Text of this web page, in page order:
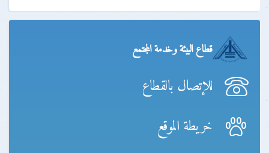
قطاع البيئة وخدمة المجتمع
للإتصال بالقطاع
خريطة الموقع